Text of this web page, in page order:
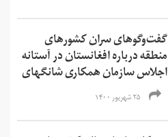
گفت‌وگوهای سران کشورهای
منطقه درباره افغانستان در آستانه
اجلاس سازمان همکاری شانگهای
۲۵ شهریور ۱۴۰۰